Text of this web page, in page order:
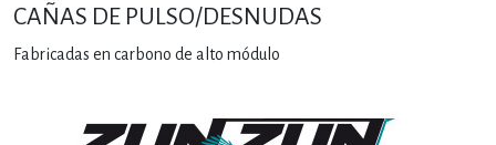
CAÑAS DE PULSO/DESNUDAS
Fabricadas en carbono de alto módulo